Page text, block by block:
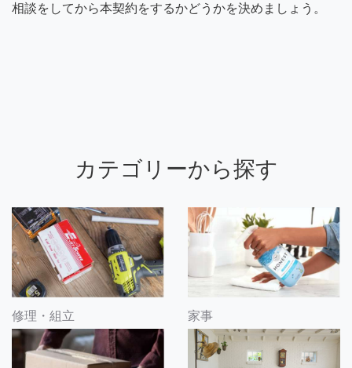
相談をしてから本契約をするかどうかを決めましょう。
カテゴリーから探す
修理・組立 家事